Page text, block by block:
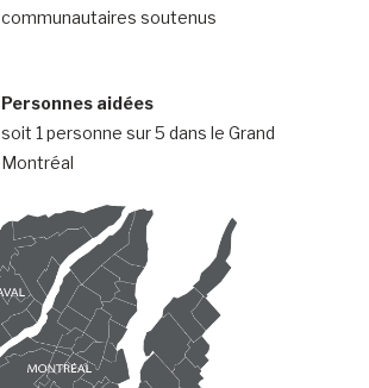
communautaires soutenus
Personnes aidées
soit 1 personne sur 5 dans le Grand
Montréal